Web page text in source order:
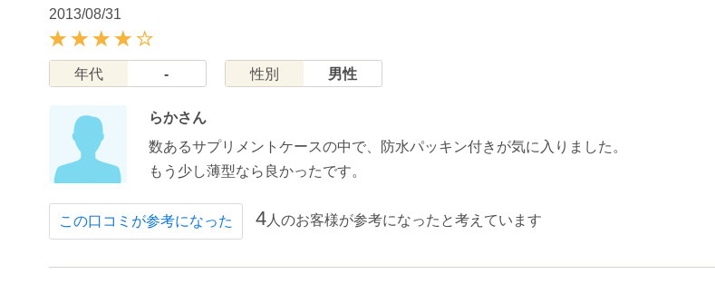
2013/08/31
年代 - 性別 男性
らかさん
数あるサプリメントケースの中で、防水パッキン付きが気に入りました。
もう少し薄型なら良かったです。
この口コミが参考になった 4人のお客様が参考になったと考えています